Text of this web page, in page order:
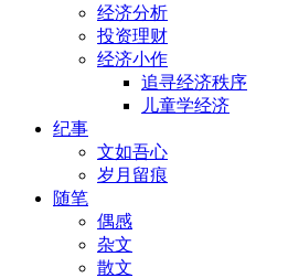
经济分析
投资理财
经济小作
追寻经济秩序
儿童学经济
纪事
文如吾心
岁月留痕
随笔
偶感
杂文
散文